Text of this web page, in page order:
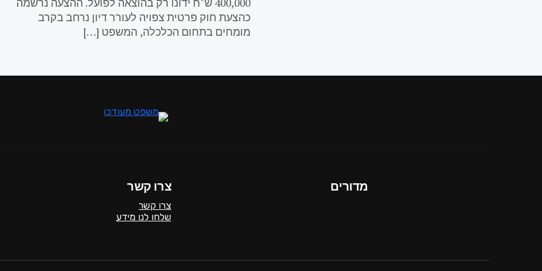
כהצעת חוק פרטית צפויה לעורר דיון נרחב בקרב
מומחים בתחום הכלכלה, המשפט […]
מדורים צרו קשר
צרו קשר
שלחו לנו מידע